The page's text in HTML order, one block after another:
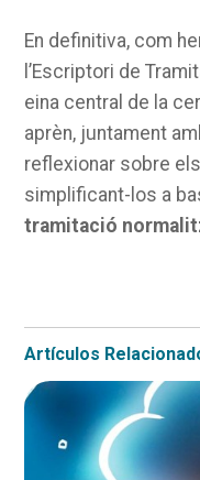
En definitiva, com
l’Escriptori de
eina central de la
aprèn, juntament
reflexionar sobre
simplificant-los a
tramitació
Artículos